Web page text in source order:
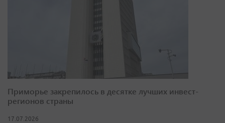
Приморье закрепилось в десятке лучших инвест-
регионов страны
17.07.2026